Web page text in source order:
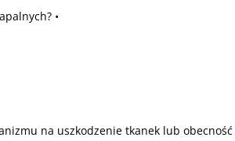
•
na uszkodzenie tkanek lub obecność